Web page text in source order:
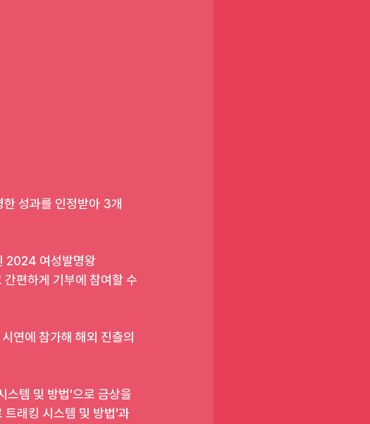
성과를 인정받아 3개
2024 여성발명왕
편하게 기부에 참여할 수
연에 참가해 해외 진출의
스템 및 방법'으로 금상을
트래킹 시스템 및 방법'과